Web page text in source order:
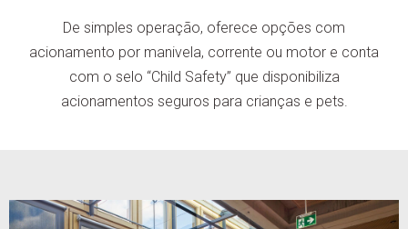
De simples operação, oferece opções com
acionamento por manivela, corrente ou motor e conta
com o selo “Child Safety” que disponibiliza
acionamentos seguros para crianças e pets.